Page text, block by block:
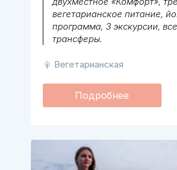
вегетарианское питание,
программа, 3 экскурсии, все
трансферы.
Вегетарианская
Подробнее